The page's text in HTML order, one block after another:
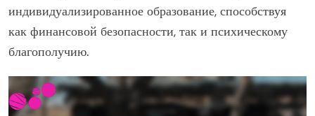
индивидуализированное образование, способствуя
как финансовой безопасности, так и психическому
благополучию.